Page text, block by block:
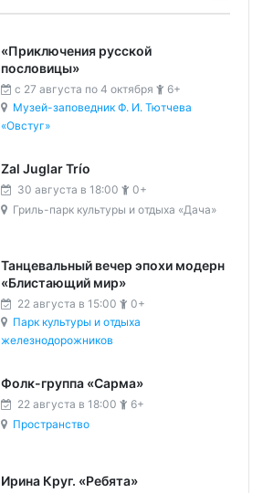
«Приключения русской
пословицы»
c 27 августа по 4 октября
6+
Музей-заповедник Ф. И. Тютчева
«Овстуг»
Zal Juglar Trío
30 августа в 18:00
0+
Гриль-парк культуры и отдыха «Дача»
Танцевальный вечер эпохи модерн
«Блистающий мир»
22 августа в 15:00
0+
Парк культуры и отдыха
железнодорожников
Фолк-группа «Сарма»
22 августа в 18:00
6+
Пространство
Ирина Круг. «Ребята»